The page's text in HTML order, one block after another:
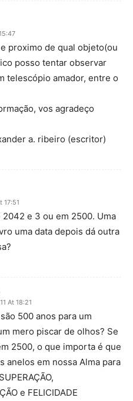
proximo de qual objeto(ou
posso tentar observar
telescópio amador, entre o
vos agradeço
a. ribeiro (escritor)
17:51
e 3 ou em 2500. Uma
uma data depois dá outra
At 18:21
500 anos para um
mero piscar de olhos? Se
2500, o que importa é que
anelos em nossa Alma para
e FELICIDADE